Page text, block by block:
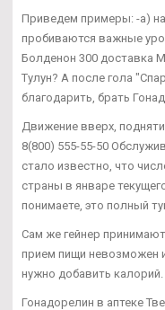
Приведем примеры: -а)
пробиваются важные
Болденон 300 доставка
Тулун? А после гола
благодарить, брать
Движение вверх,
8(800) 555-55-50
стало известно, что
страны в январе
понимаете, это полный
Сам же гейнер
прием пищи невозможен
нужно добавить калорий.
Гонадорелин в аптеке